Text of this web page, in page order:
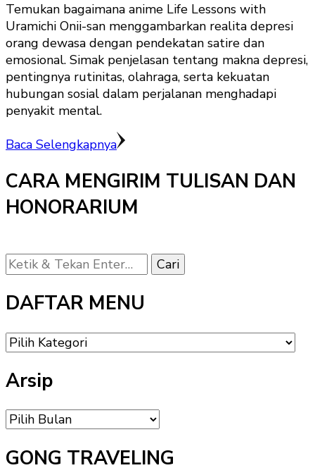
Temukan bagaimana anime Life Lessons with
Uramichi Onii-san menggambarkan realita depresi
orang dewasa dengan pendekatan satire dan
emosional. Simak penjelasan tentang makna depresi,
pentingnya rutinitas, olahraga, serta kekuatan
hubungan sosial dalam perjalanan menghadapi
penyakit mental.
Baca Selengkapnya
CARA MENGIRIM TULISAN DAN
HONORARIUM
Mencari
Sesuatu?
DAFTAR MENU
DAFTAR
MENU
Arsip
Arsip
GONG TRAVELING